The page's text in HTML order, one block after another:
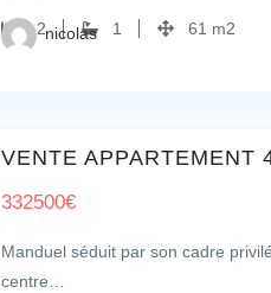
2 1 61 m2
nicolas
VENTE APPARTEMENT
332500€
Manduel séduit par son cadre
centre…